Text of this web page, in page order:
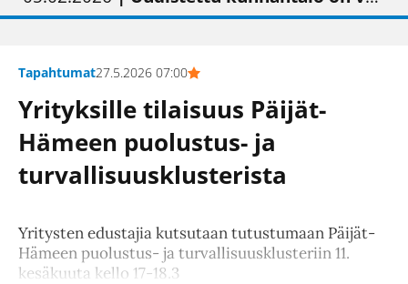
09.05.2026| "Maalla on totuttu elämään omavaraisemmin kuin kaupungissa"
Tapahtumat27.5.2026 07:00
Yrityksille tilaisuus Päijät-
Hämeen puolustus- ja
turvallisuusklusterista
Yritysten edustajia kutsutaan tutustumaan Päijät-
Hämeen puolustus- ja turvallisuusklusteriin 11.
kesäkuuta kello 17-18.3